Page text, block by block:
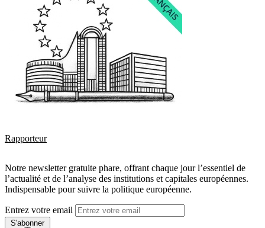
Rapporteur
Notre newsletter gratuite phare, offrant chaque jour l’essentiel de
l’actualité et de l’analyse des institutions et capitales européennes.
Indispensable pour suivre la politique européenne.
Entrez votre email
S'abonner